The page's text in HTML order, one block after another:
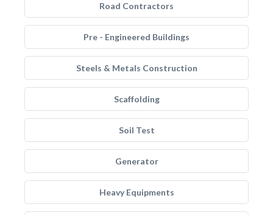
Road Contractors
Pre - Engineered Buildings
Steels & Metals Construction
Scaffolding
Soil Test
Generator
Heavy Equipments